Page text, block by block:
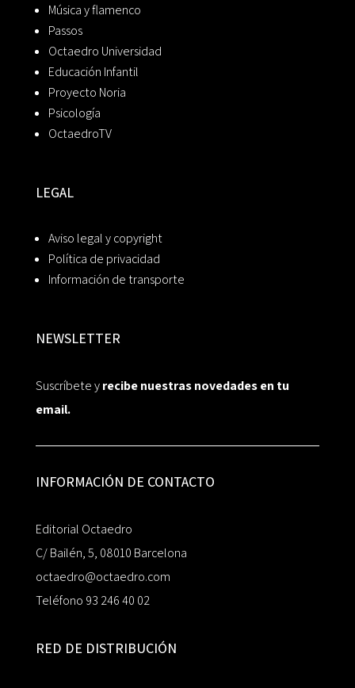
Música y flamenco
Passos
Octaedro Universidad
Educación Infantil
Proyecto Noria
Psicología
OctaedroTV
LEGAL
Aviso legal y copyright
Política de privacidad
Información de transporte
NEWSLETTER
Suscríbete yrecibe nuestras novedades en tu
email.
INFORMACIÓN DE CONTACTO
Editorial Octaedro
C/ Bailén, 5, 08010 Barcelona
octaedro@octaedro.com
Teléfono 93 246 40 02
RED DE DISTRIBUCIÓN